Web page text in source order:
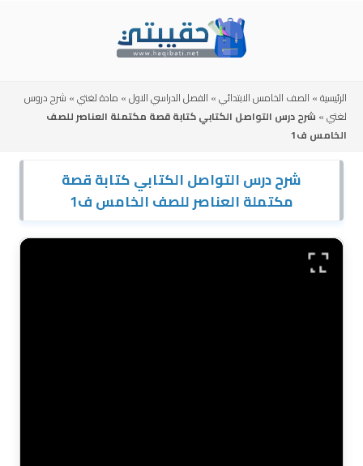
الرئيسية» الصف الخامس الابتدائي» الفصل الدراسي الاول» مادة لغتي» شرح دروس
لغتي» شرح درس التواصل الكتابي كتابة قصة مكتملة العناصر للصف
الخامس ف1
شرح درس التواصل الكتابي كتابة قصة
مكتملة العناصر للصف الخامس ف1